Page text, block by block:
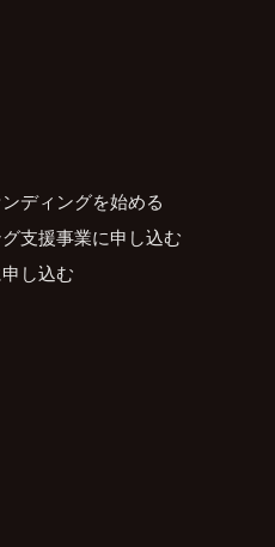
ディングを始める
支援事業に申し込む
し込む